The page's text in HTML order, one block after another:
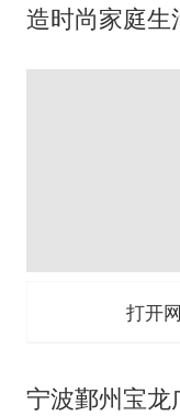
造时尚家庭生
打开
宁波鄞州宝龙